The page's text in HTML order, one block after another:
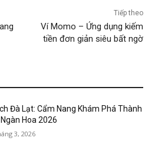
Tiếp theo
Ví Momo – Ứng dụng kiếm
tiền đơn giản siêu bất ngờ
Đà Lạt: Cẩm Nang Khám Phá Thành
Hoa 2026
3, 2026